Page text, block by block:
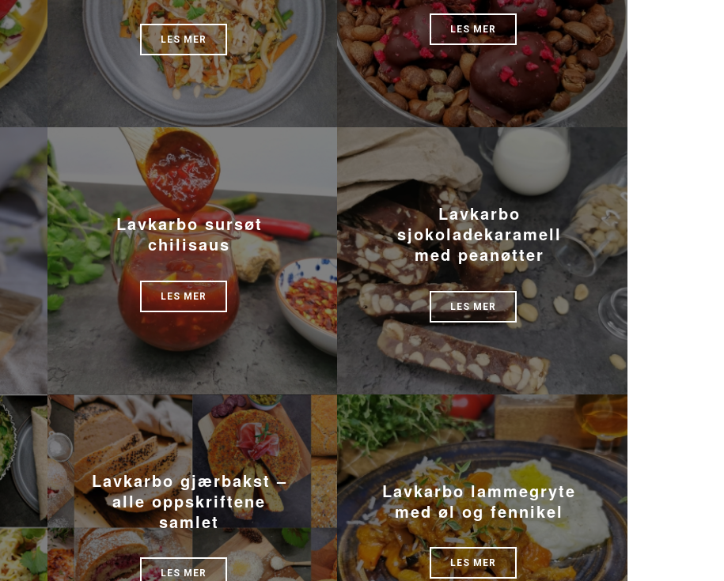
LES MER
LES MER
Lavkarbo sursøt
chilisaus
LES MER
Lavkarbo
sjokoladekaramell
med peanøtter
LES MER
Lavkarbo gjærbakst –
alle oppskriftene
samlet
LES MER
Lavkarbo lammegryte
med øl og fennikel
LES MER